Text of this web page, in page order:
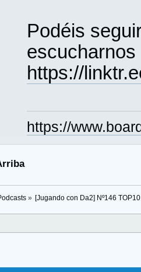
Podéis
https://
https://
» [Jugando con Da2] Nº146